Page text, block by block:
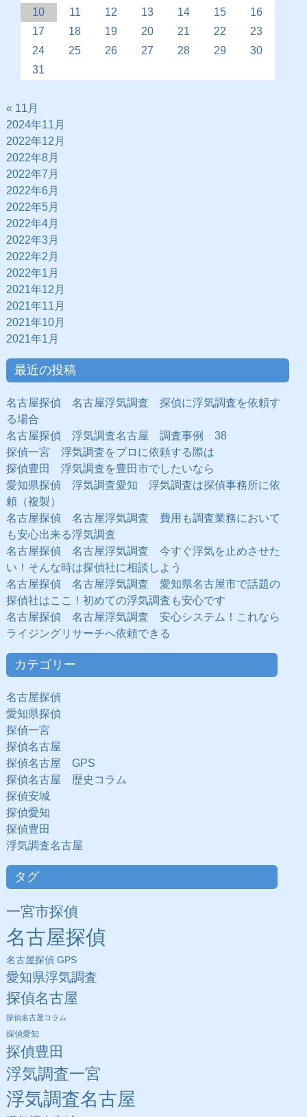
10
11 12 13 14 15
16
17
18 19 20 21 22
23
24
25 26 27 28 29
30
31
« 11月
2024年11月
2022年12月
2022年8月
2022年7月
2022年6月
2022年5月
2022年4月
2022年3月
2022年2月
2022年1月
2021年12月
2021年11月
2021年10月
2021年1月
最近の投稿
名古屋探偵 名古屋浮気調査 探偵に浮気調査を依頼す
る場合
名古屋探偵 浮気調査名古屋 調査事例 38
探偵一宮 浮気調査をプロに依頼する際は
探偵豊田 浮気調査を豊田市でしたいなら
愛知県探偵 浮気調査愛知 浮気調査は探偵事務所に依
頼（複製）
名古屋探偵 名古屋浮気調査 費用も調査業務において
も安心出来る浮気調査
名古屋探偵 名古屋浮気調査 今すぐ浮気を止めさせた
い！そんな時は探偵社に相談しよう
名古屋探偵 名古屋浮気調査 愛知県名古屋市で話題の
探偵社はここ！初めての浮気調査も安心です
名古屋探偵 名古屋浮気調査 安心システム！これなら
ライジングリサーチへ依頼できる
カテゴリー
名古屋探偵
愛知県探偵
探偵一宮
探偵名古屋
探偵名古屋 GPS
探偵名古屋 歴史コラム
探偵安城
探偵愛知
探偵豊田
浮気調査名古屋
タグ
一宮市探偵
名古屋探偵
名古屋探偵 GPS
愛知県浮気調査
探偵名古屋
探偵名古屋コラム
探偵愛知
探偵豊田
浮気調査一宮
浮気調査名古屋